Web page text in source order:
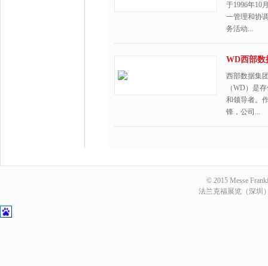
于1996年10
一管理和协
务活动...
WD西部数
西部数据集
（WD）是
和领导者。
锋，公司...
© 2015 Messe
法兰克福展览（深圳